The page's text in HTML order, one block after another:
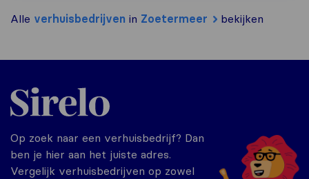
Alle verhuisbedrijven in Zoetermeer bekijken
Sirelo.nl
Op zoek naar een verhuisbedrijf? Dan
ben je hier aan het juiste adres.
Vergelijk verhuisbedrijven op zowel